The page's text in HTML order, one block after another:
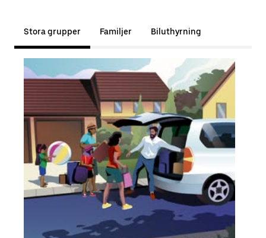
Stora grupper Familjer Biluthyrning